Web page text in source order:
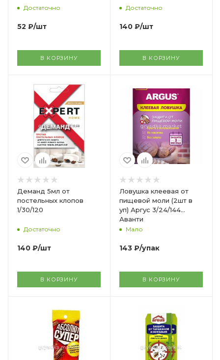
Достаточно
52 ₽/шт
В КОРЗИНУ
Достаточно
140 ₽/шт
В КОРЗИНУ
Деманд 5мл от
постельных клопов
1/30/120
Достаточно
140 ₽/шт
В КОРЗИНУ
Ловушка клеевая от
пищевой моли (2шт в
уп) Аргус 3/24/144
Аванти
Мало
143 ₽/упак
В КОРЗИНУ